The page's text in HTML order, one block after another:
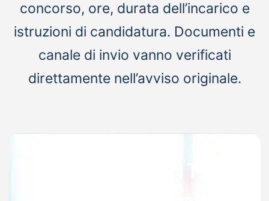
concorso, ore, durata dell’incarico e
istruzioni di candidatura. Documenti e
canale di invio vanno verificati
direttamente nell’avviso originale.